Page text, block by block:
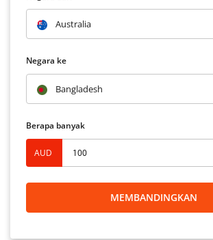
Australia
Negara ke
Bangladesh
Berapa banyak
AUD
MEMBANDINGKAN